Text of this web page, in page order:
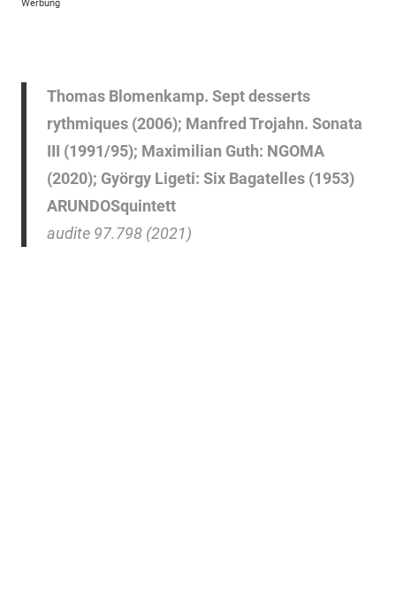
Werbung
Thomas Blomenkamp. Sept desserts
rythmiques (2006); Manfred Trojahn. Sonata
III (1991/95); Maximilian Guth: NGOMA
(2020); György Ligeti: Six Bagatelles (1953)
ARUNDOSquintett
audite 97.798 (2021)